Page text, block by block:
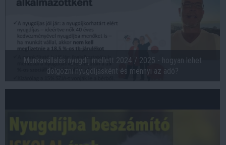
Munkavállalás nyugdíj mellett 2024 / 2025 - hogyan lehet
dolgozni nyugdíjasként és mennyi az adó?